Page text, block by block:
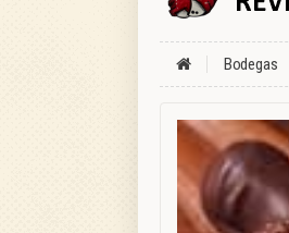
Bodegas